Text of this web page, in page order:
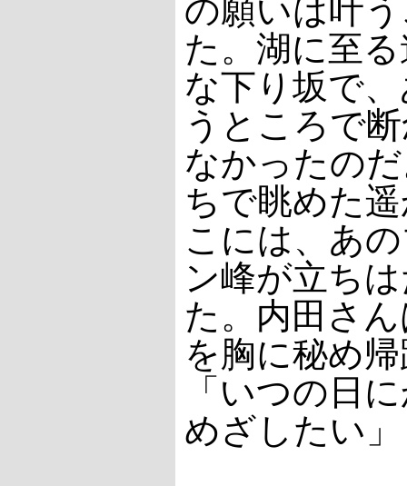
の願いは叶
た。湖に至
な下り坂で
うところで
なかったの
ちで眺めた
こには、あ
ン峰が立ち
た。内田さ
を胸に秘め
「いつの日
めざしたい